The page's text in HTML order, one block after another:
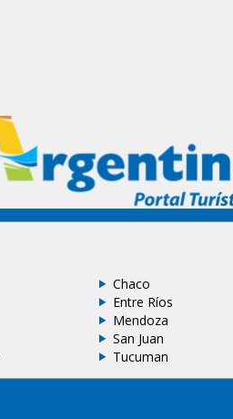
Chaco
Entre Ríos
Mendoza
San Juan
Tucuman